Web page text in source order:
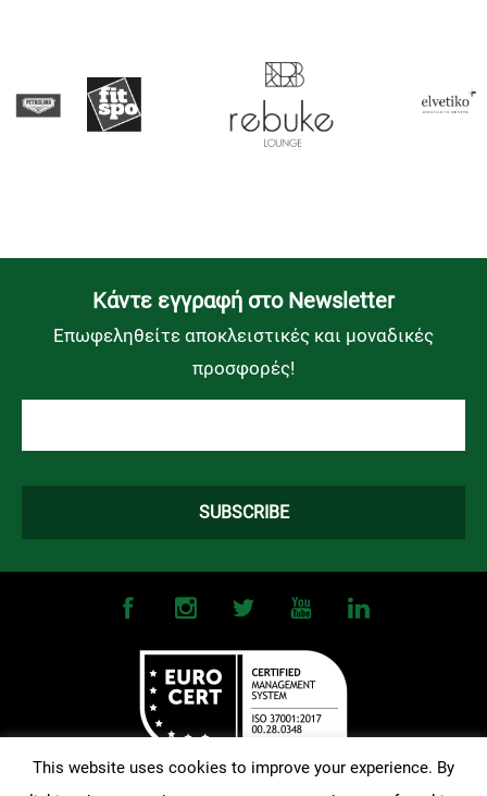
Kάντε εγγραφή στο Newsletter
Επωφεληθείτε αποκλειστικές και μοναδικές
προσφορές!
This website uses cookies to improve your experience. By